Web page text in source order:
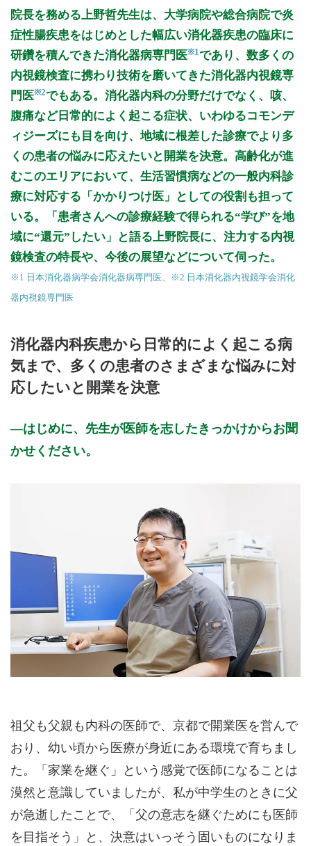
月・水・金・日 13:00～15:00(大腸カメラ)
※※※日曜は第2・第4日曜のみ診療※※※
※診療時間や臨時休診・診療内容等について、事前に必ず医療
機関ホームページ、またはお電話にてご確認ください。
>>病院なびで医療機関の詳細を見る
公式HPはこちら
初診受付
院長を務める上野哲先生は、大学病院や総合病院で炎
症性腸疾患をはじめとした幅広い消化器疾患の臨床に
研鑽を積んできた消化器病専門医※1であり、数多くの
内視鏡検査に携わり技術を磨いてきた消化器内視鏡専
門医※2でもある。消化器内科の分野だけでなく、咳、
腹痛など日常的によく起こる症状、いわゆるコモンデ
ィジーズにも目を向け、地域に根差した診療でより多
くの患者の悩みに応えたいと開業を決意。高齢化が進
むこのエリアにおいて、生活習慣病などの一般内科診
療に対応する「かかりつけ医」としての役割も担って
いる。「患者さんへの診療経験で得られる“学び”を地
域に“還元”したい」と語る上野院長に、注力する内視
鏡検査の特長や、今後の展望などについて伺った。
※1 日本消化器病学会消化器病専門医、※2 日本消化器内視鏡学会消化
器内視鏡専門医
消化器内科疾患から日常的によく起こる病
気まで、多くの患者のさまざまな悩みに対
応したいと開業を決意
はじめに、先生が医師を志したきっかけからお聞
かせください。
祖父も父親も内科の医師で、京都で開業医を営んで
おり、幼い頃から医療が身近にある環境で育ちまし
た。「家業を継ぐ」という感覚で医師になることは
漠然と意識していましたが、私が中学生のときに父
が急逝したことで、「父の意志を継ぐためにも医師
を目指そう」と、決意はいっそう固いものになりま